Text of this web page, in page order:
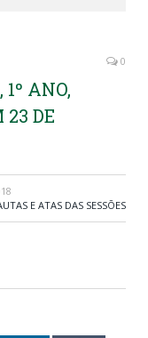
ANO,
23 DE
0
E ATAS DAS SESSÕES